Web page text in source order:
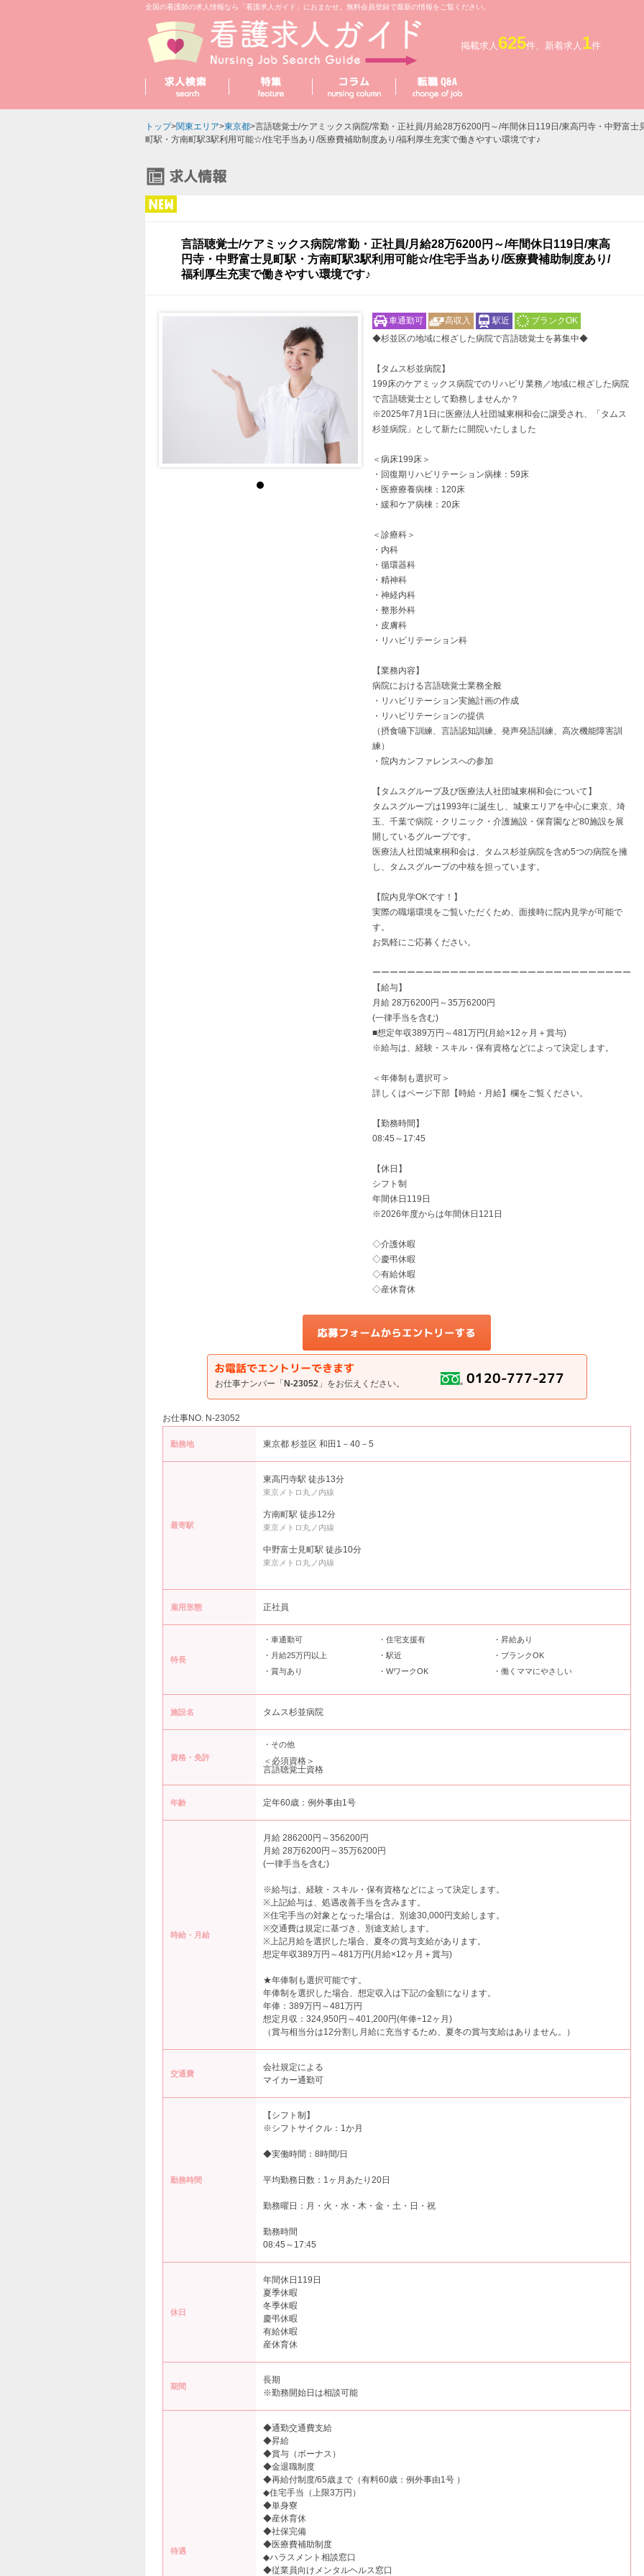
全国の看護師の求人情報なら「看護求人ガイド」におまかせ。無料会員登録で最新の情報をご覧ください。
掲載求人 625件、新着求人 1件
トップ>関東エリア>東京都>言語聴覚士/ケアミックス病院/常勤・正社員/月給28万6200円～/年間休日119日/東高円寺・中野富士
町駅・方南町駅3駅利用可能☆/住宅手当あり/医療費補助制度あり/福利厚生充実で働きやすい環境です♪
言語聴覚士/ケアミックス病院/常勤・正社員/月給28万6200円～/年間休日119日/東高
円寺・中野富士見町駅・方南町駅3駅利用可能☆/住宅手当あり/医療費補助制度あり/
福利厚生充実で働きやすい環境です♪
車通勤可 高収入 駅近
ブランクOK
◆杉並区の地域に根ざした病院で言語聴覚士を募集中◆
【タムス杉並病院】
199床のケアミックス病院でのリハビリ業務／地域に根ざした病院
で言語聴覚士として勤務しませんか？
※2025年7月1日に医療法人社団城東桐和会に譲受され、「タムス
杉並病院」として新たに開院いたしました
＜病床199床＞
・回復期リハビリテーション病棟：59床
・医療療養病棟：120床
・緩和ケア病棟：20床
＜診療科＞
・内科
・循環器科
・精神科
・神経内科
・整形外科
・皮膚科
・リハビリテーション科
【業務内容】
病院における言語聴覚士業務全般
・リハビリテーション実施計画の作成
・リハビリテーションの提供
（摂食嚥下訓練、言語認知訓練、発声発語訓練、高次機能障害訓
練）
・院内カンファレンスへの参加
【タムスグループ及び医療法人社団城東桐和会について】
タムスグループは1993年に誕生し、城東エリアを中心に東京、埼
玉、千葉で病院・クリニック・介護施設・保育園など80施設を展
開しているグループです。
医療法人社団城東桐和会は、タムス杉並病院を含め5つの病院を擁
し、タムスグループの中核を担っています。
【院内見学OKです！】
実際の職場環境をご覧いただくため、面接時に院内見学が可能で
す。
お気軽にご応募ください。
ーーーーーーーーーーーーーーーーーーーーーーーーーーーーーー
【給与】
月給 28万6200円～35万6200円
(一律手当を含む)
■想定年収389万円～481万円(月給×12ヶ月＋賞与)
※給与は、経験・スキル・保有資格などによって決定します。
＜年俸制も選択可＞
詳しくはページ下部【時給・月給】欄をご覧ください。
【勤務時間】
08:45～17:45
【休日】
シフト制
年間休日119日
※2026年度からは年間休日121日
◇介護休暇
◇慶弔休暇
◇有給休暇
◇産休育休
お仕事ナンバー「 N-23052」をお伝えください。
お仕事NO. N-23052
勤務地 東京都 杉並区 和田1－40－5
最寄駅
東高円寺駅 徒歩13分
東京メトロ丸ノ内線
方南町駅 徒歩12分
東京メトロ丸ノ内線
中野富士見町駅 徒歩10分
東京メトロ丸ノ内線
雇用形態 正社員
特長
・車通勤可 ・住宅支援有
・昇給あり
・月給25万円以上
・駅近
・ブランクOK
・賞与あり
・WワークOK ・働くママにやさしい
施設名 タムス杉並病院
資格・免許
・その他
＜必須資格＞
言語聴覚士資格
年齢 定年60歳：例外事由1号
時給・月給
月給 286200円～356200円
月給 28万6200円～35万6200円
(一律手当を含む)
※給与は、経験・スキル・保有資格などによって決定します。
※上記給与は、処遇改善手当を含みます。
※住宅手当の対象となった場合は、別途30,000円支給します。
※交通費は規定に基づき、別途支給します。
※上記月給を選択した場合、夏冬の賞与支給があります。
想定年収389万円～481万円(月給×12ヶ月＋賞与)
★年俸制も選択可能です。
年俸制を選択した場合、想定収入は下記の金額になります。
年俸：389万円～481万円
想定月収：324,950円～401,200円(年俸÷12ヶ月)
（賞与相当分は12分割し月給に充当するため、夏冬の賞与支給はありません。）
交通費
会社規定による
マイカー通勤可
勤務時間
【シフト制】
※シフトサイクル：1か月
◆実働時間：8時間/日
平均勤務日数：1ヶ月あたり20日
勤務曜日：月・火・水・木・金・土・日・祝
勤務時間
08:45～17:45
休日
年間休日119日
夏季休暇
冬季休暇
慶弔休暇
有給休暇
産休育休
期間
長期
※勤務開始日は相談可能
待遇
◆通勤交通費支給
◆昇給
◆賞与（ボーナス）
◆金退職制度
◆再給付制度/65歳まで（有料60歳：例外事由1号 ）
◆住宅手当（上限3万円）
◆単身寮
◆産休育休
◆社保完備
◆医療費補助制度
◆ハラスメント相談窓口
◆従業員向けメンタルヘルス窓口